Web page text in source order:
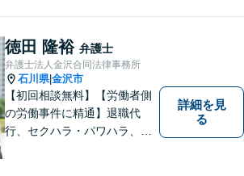
徳田 隆裕 弁護士
弁護士法人金沢合同法律事務所
石川県|金沢市
【初回相談無料】【労働者側
の労働事件に精通】退職代
行、セクハラ・パワハラ、労
詳細を見
る